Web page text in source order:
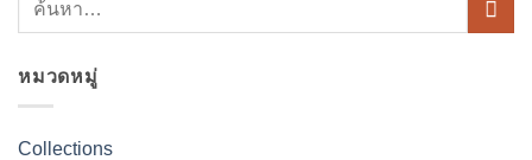
หมวดหมู่
Collections